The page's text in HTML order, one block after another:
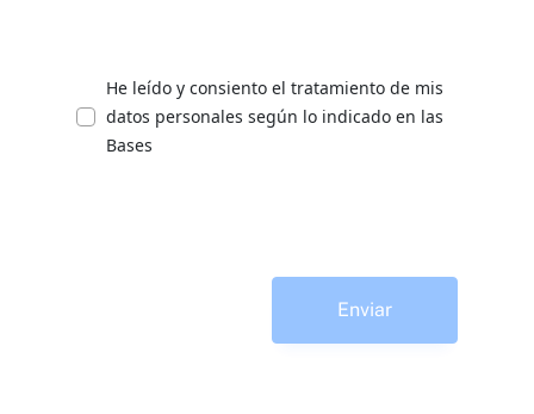
He leído y consiento el tratamiento de mis
datos personales según lo indicado en las
Bases
Enviar